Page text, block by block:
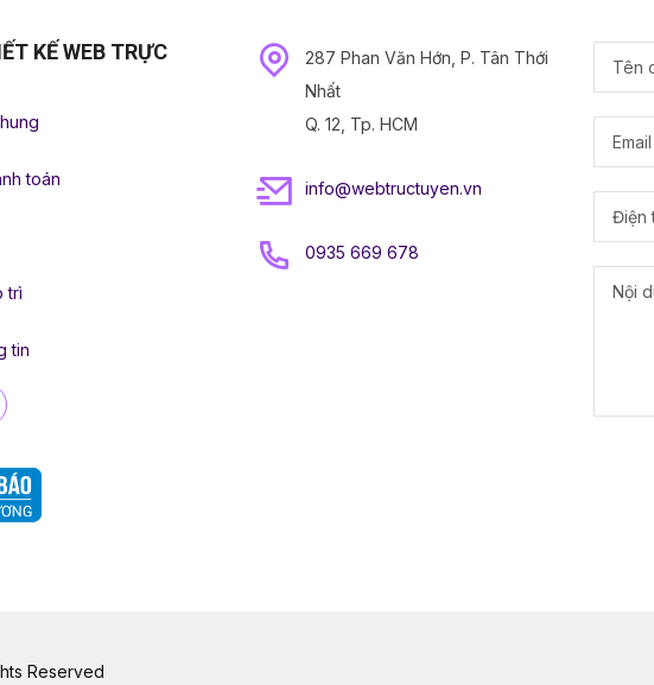
KẾ WEB TRỰC
toán
trì
tin
287 Phan Văn Hớn, P. Tân Thới
Nhất
Q. 12, Tp. HCM
info@webtructuyen.vn
0935 669 678
Reserved